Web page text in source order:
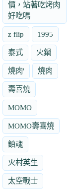
價，站著吃烤肉
好吃嗎
z flip 1995
泰式 火鍋
燒肉' 燒肉
壽喜燒
MOMO
MOMO壽喜燒
鎮魂
火村英生
太空戰士